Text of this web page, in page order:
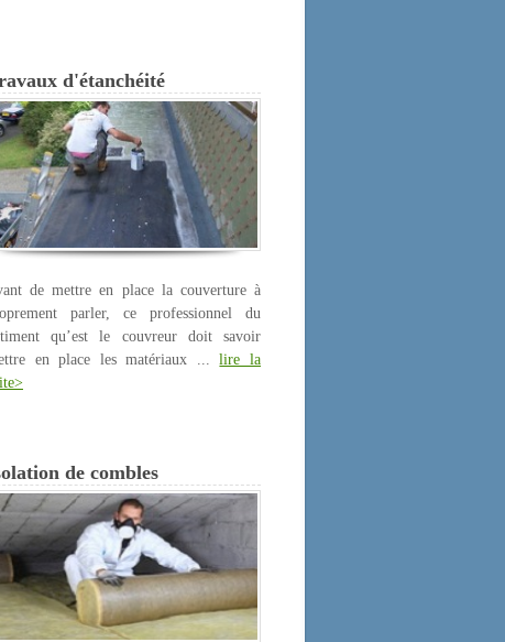
d'étanchéité
de mettre en place la couverture à
parler, ce professionnel du
qu’est le couvreur doit savoir
en place les matériaux ...lire la
de combles